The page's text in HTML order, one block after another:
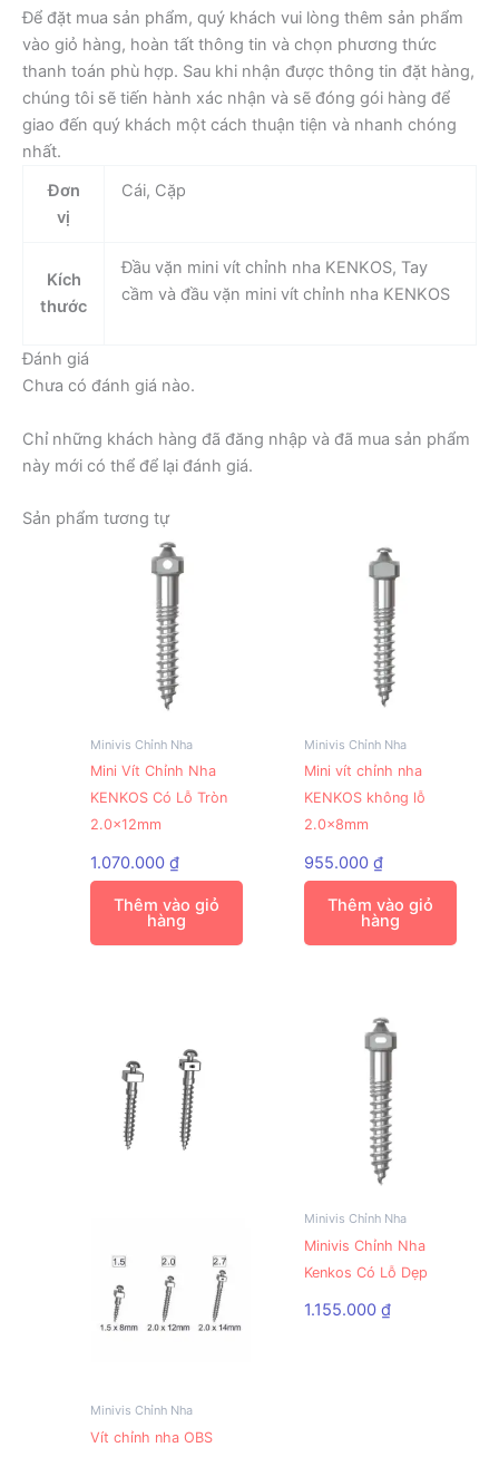
Để đặt mua sản phẩm, quý khách vui lòng thêm sản phẩm
vào giỏ hàng, hoàn tất thông tin và chọn phương thức
thanh toán phù hợp. Sau khi nhận được thông tin đặt hàng,
chúng tôi sẽ tiến hành xác nhận và sẽ đóng gói hàng để
giao đến quý khách một cách thuận tiện và nhanh chóng
nhất.
Đơn
vị
Cái, Cặp
Kích
thước
Đầu vặn mini vít chỉnh nha KENKOS, Tay
cầm và đầu vặn mini vít chỉnh nha KENKOS
Đánh giá
Chưa có đánh giá nào.
Chỉ những khách hàng đã đăng nhập và đã mua sản phẩm
này mới có thể để lại đánh giá.
Sản phẩm tương tự
Minivis Chỉnh Nha
Mini Vít Chỉnh Nha
KENKOS Có Lỗ Tròn
2.0x12mm
1.070.000₫
Thêm vào giỏ
hàng
Minivis Chỉnh Nha
Mini vít chỉnh nha
KENKOS không lỗ
2.0x8mm
955.000₫
Thêm vào giỏ
hàng
Minivis Chỉnh Nha
Vít chỉnh nha OBS
Sản
phẩm
Minivis Chỉnh Nha
Minivis Chỉnh Nha
Kenkos Có Lỗ Dẹp
1.155.000₫
Sản
phẩm
này
có